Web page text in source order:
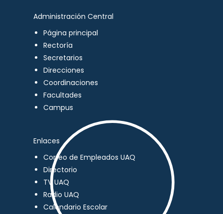
Administración Central
Página principal
Rectoría
Secretarios
Direcciones
Coordinaciones
Facultades
Campus
Enlaces
Correo de Empleados UAQ
Directorio
TV UAQ
Radio UAQ
Calendario Escolar